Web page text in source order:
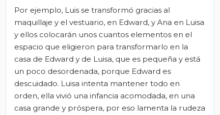
Por ejemplo, Luis se transformó gracias al
maquillaje y el vestuario, en Edward, y Ana en Luisa
y ellos colocarán unos cuantos elementos en el
espacio que eligieron para transformarlo en la
casa de Edward y de Luisa, que es pequeña y está
un poco desordenada, porque Edward es
descuidado. Luisa intenta mantener todo en
orden, ella vivió una infancia acomodada, en una
casa grande y próspera, por eso lamenta la rudeza